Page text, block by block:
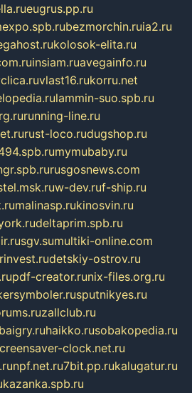
eugrus.pp.ru
bezmorchin.ruia2.ru
kolosok-elita.ru
insiam.ruavegainfo.ru
vlast16.rukorru.net
lammin-suo.spb.ru
running-line.ru
rust-loco.rudugshop.ru
mymubaby.ru
rusgosnews.com
w-dev.ruf-ship.ru
malinasp.rukinosvin.ru
deltaprim.spb.ru
sgv.sumultiki-online.com
detskiy-ostrov.ru
pdf-creator.runix-files.org.ru
sputnikyes.ru
zallclub.ru
haikko.rusobakopedia.ru
clock.net.ru
npf.net.ru7bit.pp.rukalugatur.ru
kazanka.spb.ru